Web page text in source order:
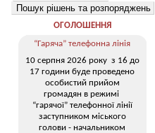
ОГОЛОШЕННЯ
“Гаряча” телефонна лінія
10 серпня 2026 року з 16 до
17 години буде проведено
особистий прийом
громадян в режимі
“гарячої” телефонної лінії
заступником міського
голови - начальником